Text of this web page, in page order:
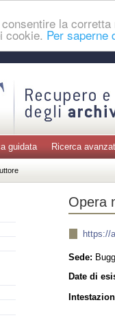
la
cookie. Per saperne
guidata Ricerca
Opera
https://
Sede:
Date di